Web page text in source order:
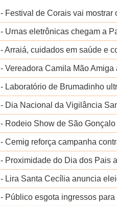
- Festival de Corais vai mostrar
- Urnas eletrônicas chegam a
- Arraiá, cuidados em saúde e
- Vereadora Camila Mão
- Laboratório de Brumadinho
- Dia Nacional da Vigilância
- Rodeio Show de São
- Cemig reforça campanha
- Proximidade do Dia dos Pais
- Lira Santa Cecília anuncia
- Público esgota ingressos